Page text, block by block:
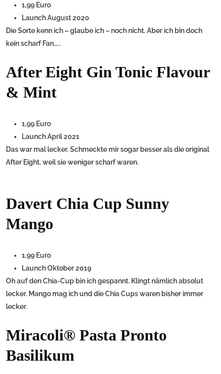
1,99 Euro
Launch August 2020
Die Sorte kenn ich – glaube ich – noch nicht. Aber ich bin doch
kein scharf Fan…..
After Eight Gin Tonic Flavour
& Mint
1,99 Euro
Launch April 2021
Das war mal lecker. Schmeckte mir sogar besser als die original
After Eight, weil sie weniger scharf waren.
Davert Chia Cup Sunny
Mango
1,99 Euro
Launch Oktober 2019
Oh auf den Chia-Cup bin ich gespannt. Klingt nämlich absolut
lecker. Mango mag ich und die Chia Cups waren bisher immer
lecker.
Miracoli® Pasta Pronto
Basilikum